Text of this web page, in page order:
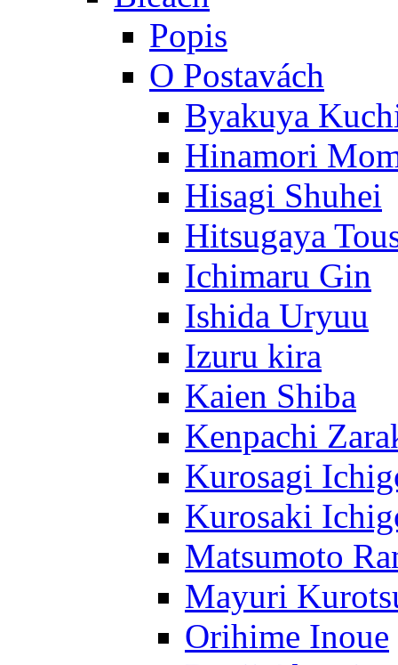
Popis
O Postavách
Byakuya
Hinamori
Hisagi Shuhei
Hitsugaya
Ichimaru Gin
Ishida Uryuu
Izuru kira
Kaien Shiba
Kenpachi
Kurosagi
Kurosaki
Matsumoto
Mayuri
Orihime Inoue